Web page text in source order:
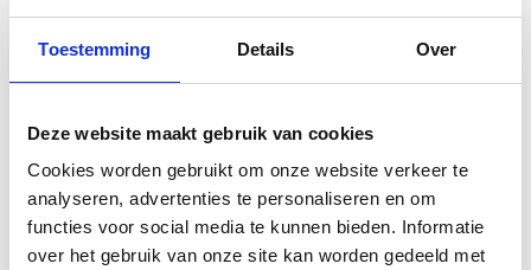
Toestemming Details Over
Deze website maakt gebruik van cookies
Cookies worden gebruikt om onze website verkeer te
analyseren, advertenties te personaliseren en om
functies voor social media te kunnen bieden. Informatie
over het gebruik van onze site kan worden gedeeld met
Visa
fairair behandelt ook al uw betalingen met uw Visa
kaart. Ook deze betalingen lopen via hetbeveiligde
netwerk en zijn dus gegarandeert veilig. Op uw
afschrift zult u ook Sisow inzake fairair zien staan.